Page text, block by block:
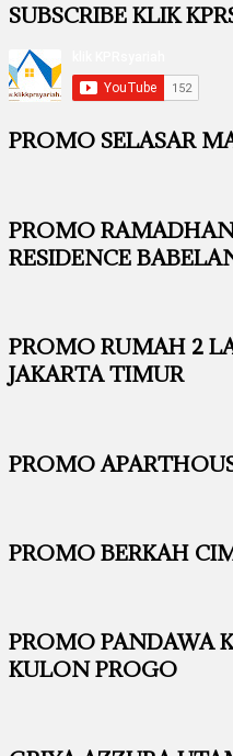
SUBSCRIBE KLIK
PROMO SELASAR
PROMO
RESIDENCE
PROMO RUMAH 2
JAKARTA TIMUR
PROMO
PROMO BERKAH
PROMO PANDAWA
KULON PROGO